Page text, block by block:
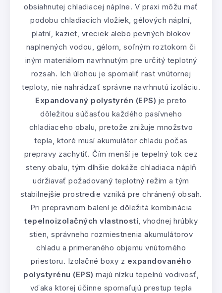
obsiahnutej chladiacej náplne. V praxi môžu mať
podobu chladiacich vložiek, gélových náplní,
platní, kaziet, vreciek alebo pevných blokov
naplnených vodou, gélom, soľným roztokom či
iným materiálom navrhnutým pre určitý teplotný
rozsah. Ich úlohou je spomaliť rast vnútornej
teploty, nie nahrádzať správne navrhnutú izoláciu.
Expandovaný polystyrén (EPS) je preto
dôležitou súčasťou každého pasívneho
chladiaceho obalu, pretože znižuje množstvo
tepla, ktoré musí akumulátor chladu počas
prepravy zachytiť. Čím menší je tepelný tok cez
steny obalu, tým dlhšie dokáže chladiaca náplň
udržiavať požadovaný teplotný režim a tým
stabilnejšie prostredie vzniká pre chránený obsah.
Pri prepravnom balení je dôležitá kombinácia
tepelnoizolačných vlastností, vhodnej hrúbky
stien, správneho rozmiestnenia akumulátorov
chladu a primeraného objemu vnútorného
priestoru. Izolačné boxy z expandovaného
polystyrénu (EPS) majú nízku tepelnú vodivosť,
vďaka ktorej účinne spomaľujú prestup tepla